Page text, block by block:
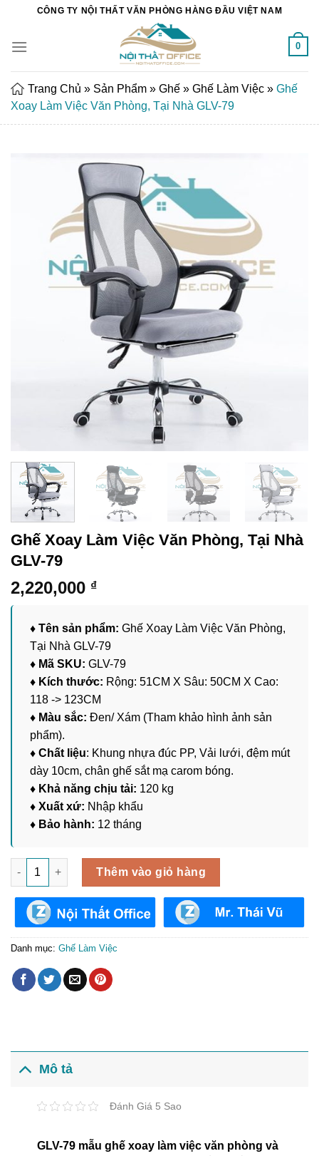
Chuyển
nội
CÔNG TY NỘI THẤT VĂN PHÒNG HÀNG ĐẦU VIỆT NAM
0
Trang Chủ » Sản Phẩm » Ghế » Ghế Làm Việc » Ghế
Xoay Làm Việc Văn Phòng, Tại Nhà GLV-79
Ghế Xoay Làm Việc Văn Phòng, Tại Nhà
GLV-79
2,220,000 ₫
♦ Tên sản phẩm: Ghế Xoay Làm Việc Văn Phòng,
Tại Nhà GLV-79
♦ Mã SKU: GLV-79
♦ Kích thước: Rộng: 51CM X Sâu: 50CM X Cao:
118 -> 123CM
♦ Màu sắc: Đen/ Xám (Tham khảo hình ảnh sản
phẩm).
♦ Chất liệu: Khung nhựa đúc PP, Vải lưới, đệm mút
dày 10cm, chân ghế sắt mạ carom bóng.
♦ Khả năng chịu tải: 120 kg
♦ Xuất xứ: Nhập khẩu
♦ Bảo hành: 12 tháng
Ghế Xoay Làm Việc Văn Phòng, Tại Nhà GLV-79 số lượng
Thêm vào giỏ hàng
Danh mục: Ghế Làm Việc
Mô tả
Đánh Giá 5 Sao
GLV-79 mẫu ghế xoay làm việc văn phòng và